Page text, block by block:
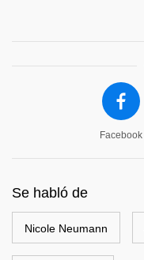
Facebook
Se habló de
Nicole Neumann